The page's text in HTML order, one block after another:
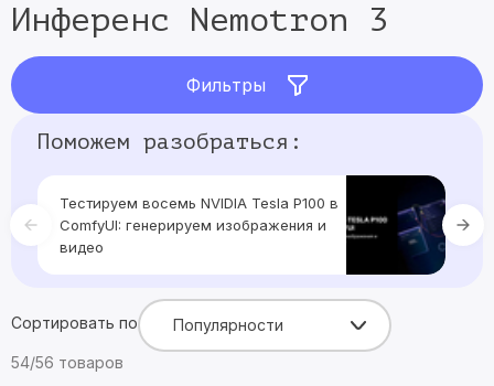
Инференс Nemotron 3
Фильтры
Поможем разобраться:
Тестируем восемь NVIDIA Tesla P100 в
ComfyUI: генерируем изображения и
видео
Сортировать по
Популярности
54/56 товаров